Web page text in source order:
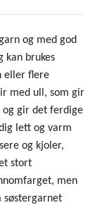
og med god
kan brukes
eller flere
med ull, som gir
og gir det ferdige
lett og varm
og kjoler,
stort
men
søstergarnet